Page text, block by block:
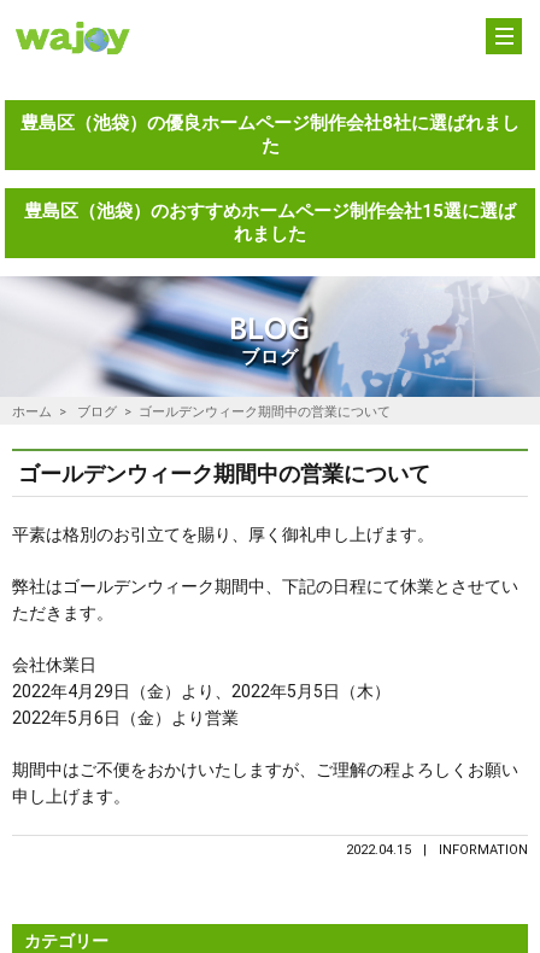
ホーム HOME
サービス内容 SERVICE
実績紹介 WORKS
よくある質問 FAQ
BLOG
豊島区（池袋）の優良ホームページ制作会社8社に選ばれまし
た
豊島区（池袋）のおすすめホームページ制作会社15選に選ば
れました
ブログ
BLOG
ホーム ブログ ゴールデンウィーク期間中の営業について
ゴールデンウィーク期間中の営業について
平素は格別のお引立てを賜り、厚く御礼申し上げます。
弊社はゴールデンウィーク期間中、下記の日程にて休業とさせてい
ただきます。
会社休業日
2022年4月29日（金）より、2022年5月5日（木）
2022年5月6日（金）より営業
期間中はご不便をおかけいたしますが、ご理解の程よろしくお願い
申し上げます。
2022.04.15 INFORMATION
カテゴリー